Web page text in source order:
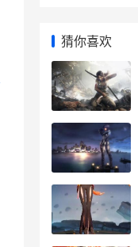
猜你喜欢